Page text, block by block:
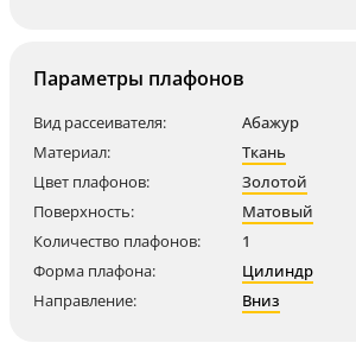
Параметры плафонов
Вид рассеивателя:
Абажур
Материал:
Ткань
Цвет плафонов:
Золотой
Поверхность:
Матовый
Количество плафонов:
1
Форма плафона:
Цилиндр
Направление:
Вниз